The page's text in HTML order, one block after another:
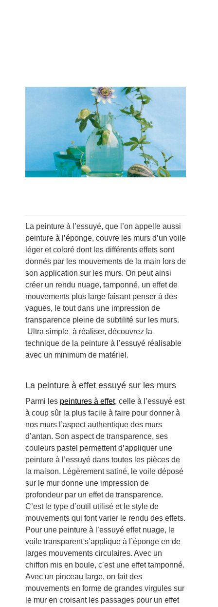
La peinture à l’essuyé, que l’on appelle aussi
peinture à l’éponge, couvre les murs d’un voile
léger et coloré dont les différents effets sont
donnés par les mouvements de la main lors de
son application sur les murs. On peut ainsi
créer un rendu nuage, tamponné, un effet de
mouvements plus large faisant penser à des
vagues, le tout dans une impression de
transparence pleine de subtilité sur les murs.
Ultra simple à réaliser, découvrez la
technique de la peinture à l’essuyé réalisable
avec un minimum de matériel.
La peinture à effet essuyé sur les murs
Parmi les peintures à effet, celle à l’essuyé est
à coup sûr la plus facile à faire pour donner à
nos murs l’aspect authentique des murs
d’antan. Son aspect de transparence, ses
couleurs pastel permettent d’appliquer une
peinture à l’essuyé dans toutes les pièces de
la maison. Légèrement satiné, le voile déposé
sur le mur donne une impression de
profondeur par un effet de transparence.
C’est le type d’outil utilisé et le style de
mouvements qui font varier le rendu des effets.
Pour une peinture à l’essuyé effet nuage, le
voile transparent s’applique à l’éponge en de
larges mouvements circulaires. Avec un
chiffon mis en boule, c’est une effet tamponné.
Avec un pinceau large, on fait des
mouvements en forme de grandes virgules sur
le mur en croisant les passages pour un effet